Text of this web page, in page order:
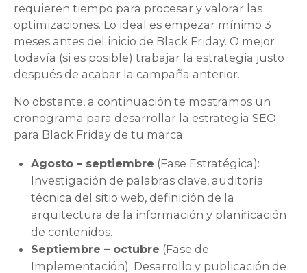
requieren tiempo para procesar y valorar las
optimizaciones. Lo ideal es empezar mínimo 3
meses antes del inicio de Black Friday. O mejor
todavía (si es posible) trabajar la estrategia justo
después de acabar la campaña anterior.
No obstante, a continuación te mostramos un
cronograma para desarrollar la estrategia SEO
para Black Friday de tu marca:
Agosto – septiembre (Fase Estratégica):
Investigación de palabras clave, auditoría
técnica del sitio web, definición de la
arquitectura de la información y planificación
de contenidos.
Septiembre – octubre (Fase de
Implementación): Desarrollo y publicación de